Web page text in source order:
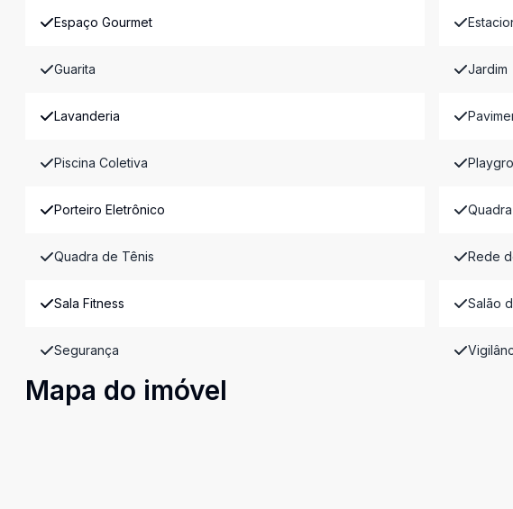
Espaço Gourmet
Guarita Jardim
Lavanderia
Piscina Coletiva
Porteiro Eletrônico
Quadra de Tênis Rede
Sala Fitness Salão
Segurança
Mapa do imóvel